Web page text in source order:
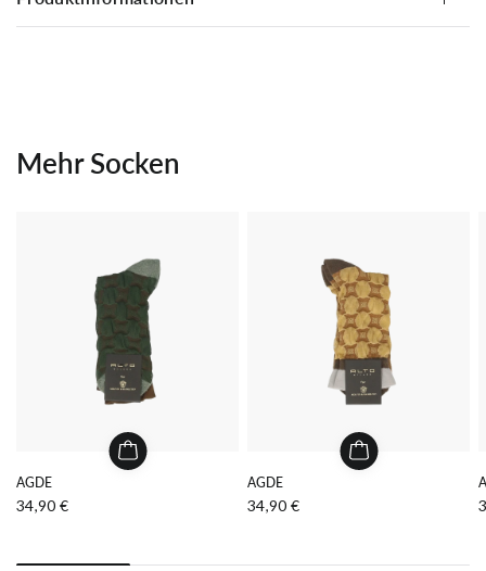
Mehr Socken
AGDE
34,90 €
AGDE
34,90 €